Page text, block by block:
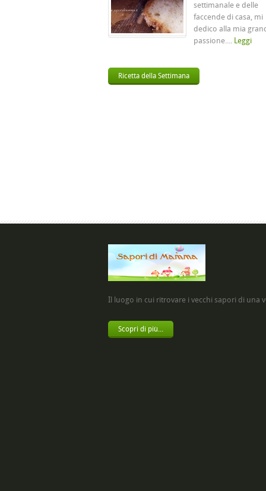
settimanale e delle
faccende di casa, mi
dedico alla mia
passione.... Leggi
Ricetta della Settimana
Il luogo in cui ritrovare i vecchi sapori di una
Scopri di più...